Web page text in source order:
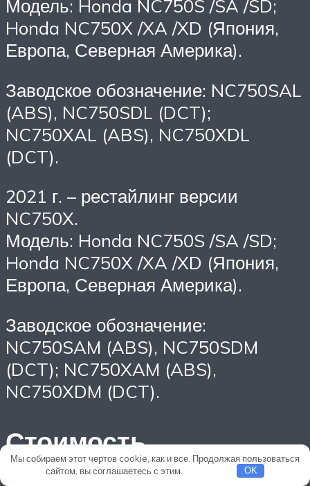
Модель: Honda NC750S /SA /SD;
Honda NC750X /XA /XD (Япония,
Европа, Северная Америка).
Заводское обозначение: NC750SAL
(ABS), NC750SDL (DCT);
NC750XAL (ABS), NC750XDL
(DCT).
2021 г. – рестайлинг версии
NC750X.
Модель: Honda NC750S /SA /SD;
Honda NC750X /XA /XD (Япония,
Европа, Северная Америка).
Заводское обозначение:
NC750SAM (ABS), NC750SDM
(DCT); NC750XAM (ABS),
NC750XDM (DCT).
Стоимость
Мы собираем этот чертов cookie, как и все. Продолжая пользоваться
сайтом, вы соглашаетесь с этим.
OK